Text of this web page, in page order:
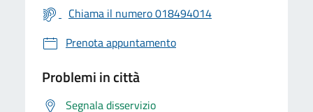
Chiama il numero 018494014
Prenota appuntamento
Problemi in città
Segnala disservizio